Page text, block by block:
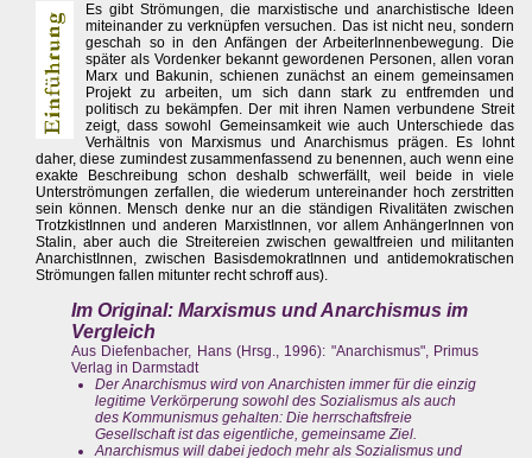
Es gibt Strömungen, die marxistische und anarchistische Ideen
miteinander zu verknüpfen versuchen. Das ist nicht neu, sondern
geschah so in den Anfängen der ArbeiterInnenbewegung. Die
später als Vordenker bekannt gewordenen Personen, allen voran
Marx und Bakunin, schienen zunächst an einem gemeinsamen
Projekt zu arbeiten, um sich dann stark zu entfremden und
politisch zu bekämpfen. Der mit ihren Namen verbundene Streit
zeigt, dass sowohl Gemeinsamkeit wie auch Unterschiede das
Verhältnis von Marxismus und Anarchismus prägen. Es lohnt
daher, diese zumindest zusammenfassend zu benennen, auch wenn eine
exakte Beschreibung schon deshalb schwerfällt, weil beide in viele
Unterströmungen zerfallen, die wiederum untereinander hoch zerstritten
sein können. Mensch denke nur an die ständigen Rivalitäten zwischen
TrotzkistInnen und anderen MarxistInnen, vor allem AnhängerInnen von
Stalin, aber auch die Streitereien zwischen gewaltfreien und militanten
AnarchistInnen, zwischen BasisdemokratInnen und antidemokratischen
Strömungen fallen mitunter recht schroff aus).
Im Original: Marxismus und Anarchismus im
Vergleich
Aus Diefenbacher, Hans (Hrsg., 1996): "Anarchismus", Primus
Verlag in Darmstadt
Der Anarchismus wird von Anarchisten immer für die einzig
legitime Verkörperung sowohl des Sozialismus als auch
des Kommunismus gehalten: Die herrschaftsfreie
Gesellschaft ist das eigentliche, gemeinsame Ziel.
Anarchismus will dabei jedoch mehr als Sozialismus und